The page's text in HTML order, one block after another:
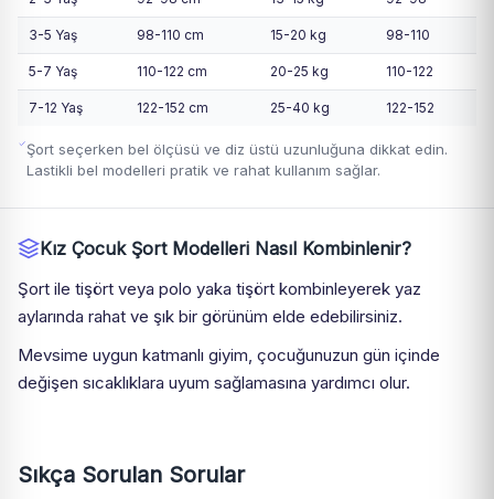
3-5 Yaş 98-110 cm 15-20 kg 98-110
5-7 Yaş 110-122 cm 20-25 kg 110-122
7-12 Yaş 122-152 cm 25-40 kg 122-152
Şort seçerken bel ölçüsü ve diz üstü uzunluğuna dikkat edin.
Lastikli bel modelleri pratik ve rahat kullanım sağlar.
Kız Çocuk Şort Modelleri Nasıl Kombinlenir?
Şort ile tişört veya polo yaka tişört kombinleyerek yaz
aylarında rahat ve şık bir görünüm elde edebilirsiniz.
Mevsime uygun katmanlı giyim, çocuğunuzun gün içinde
değişen sıcaklıklara uyum sağlamasına yardımcı olur.
Sıkça Sorulan Sorular